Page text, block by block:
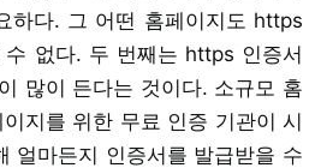
하다. 그 어떤 홈페이지도 https
수 없다. 두 번째는 https 인증서
많이 든다는 것이다. 소규모 홈
지를 위한 무료 인증 기관이 시
얼마든지 인증서를 발급받을 수